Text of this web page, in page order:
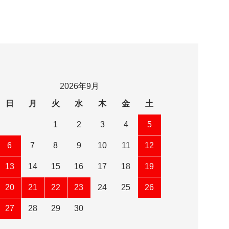
2026年9月
日
月 火 水 木 金 土
1 2 3 4 5
6 7 8 9 10 11 12
13 14 15 16 17 18 19
20 21 22 23 24 25 26
27 28 29 30